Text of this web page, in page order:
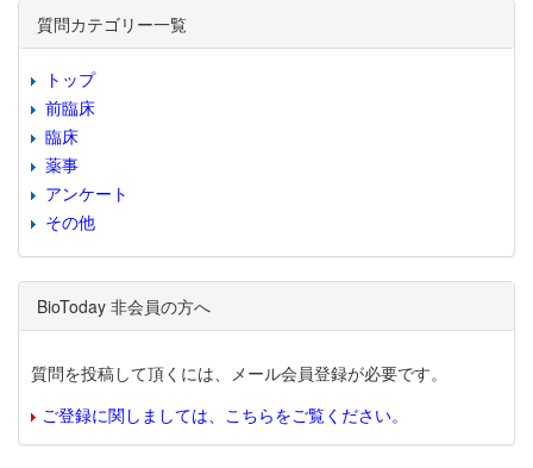
質問カテゴリー一覧
トップ
前臨床
臨床
薬事
アンケート
その他
BioToday 非会員の方へ
質問を投稿して頂くには、メール会員登録が必要です。
ご登録に関しましては、こちらをご覧ください。